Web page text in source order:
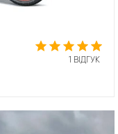
1 ВІДГУК